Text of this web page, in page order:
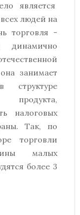
является
людей на
торговля -
занимает
продукта,
налоговых
Так, по
торговли
малых
более 3